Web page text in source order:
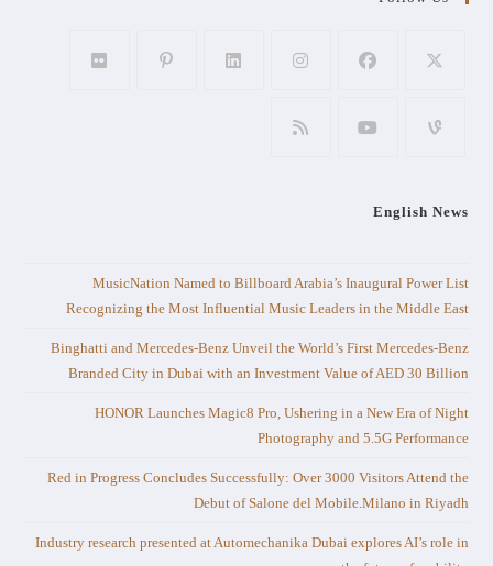
English News
MusicNation Named to Billboard Arabia’s Inaugural Power List
Recognizing the Most Influential Music Leaders in the Middle East
Binghatti and Mercedes-Benz Unveil the World’s First Mercedes-Benz
Branded City in Dubai with an Investment Value of AED 30 Billion
HONOR Launches Magic8 Pro, Ushering in a New Era of Night
Photography and 5.5G Performance
Red in Progress Concludes Successfully: Over 3000 Visitors Attend the
Debut of Salone del Mobile.Milano in Riyadh
Industry research presented at Automechanika Dubai explores AI’s role in